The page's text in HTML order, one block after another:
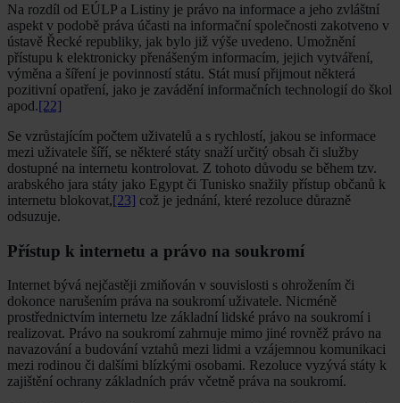
Na rozdíl od EÚLP a Listiny je právo na informace a jeho zvláštní
aspekt v podobě práva účasti na informační společnosti zakotveno v
ústavě Řecké republiky, jak bylo již výše uvedeno. Umožnění
přístupu k elektronicky přenášeným informacím, jejich vytváření,
výměna a šíření je povinností státu. Stát musí přijmout některá
pozitivní opatření, jako je zavádění informačních technologií do škol
apod.[22]
Se vzrůstajícím počtem uživatelů a s rychlostí, jakou se informace
mezi uživatele šíří, se některé státy snaží určitý obsah či služby
dostupné na internetu kontrolovat. Z tohoto důvodu se během tzv.
arabského jara státy jako Egypt či Tunisko snažily přístup občanů k
internetu blokovat,[23] což je jednání, které rezoluce důrazně
odsuzuje.
Přístup k internetu a právo na soukromí
Internet bývá nejčastěji zmiňován v souvislosti s ohrožením či
dokonce narušením práva na soukromí uživatele. Nicméně
prostřednictvím internetu lze základní lidské právo na soukromí i
realizovat. Právo na soukromí zahrnuje mimo jiné rovněž právo na
navazování a budování vztahů mezi lidmi a vzájemnou komunikaci
mezi rodinou či dalšími blízkými osobami. Rezoluce vyzývá státy k
zajištění ochrany základních práv včetně práva na soukromí.